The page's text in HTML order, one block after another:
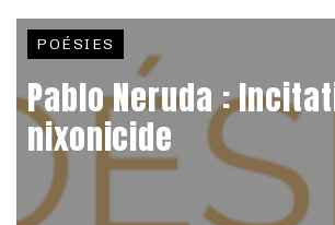
POÉSIES
Pablo Neruda :
nixonicide